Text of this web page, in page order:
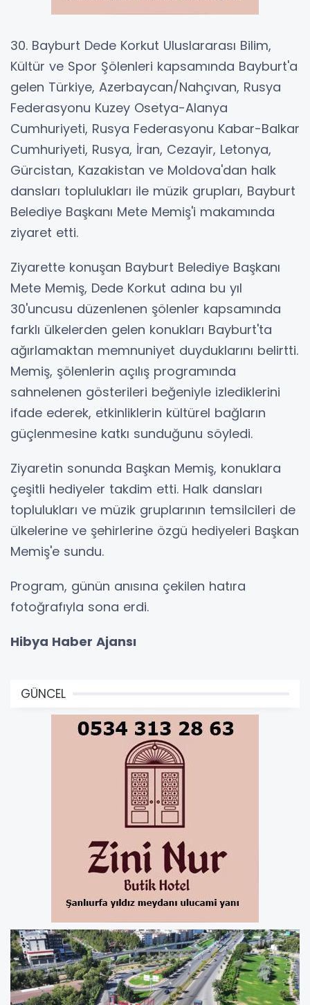
30. Bayburt Dede Korkut Uluslararası Bilim,
Kültür ve Spor Şölenleri kapsamında Bayburt'a
gelen Türkiye, Azerbaycan/Nahçıvan, Rusya
Federasyonu Kuzey Osetya-Alanya
Cumhuriyeti, Rusya Federasyonu Kabar-Balkar
Cumhuriyeti, Rusya, İran, Cezayir, Letonya,
Gürcistan, Kazakistan ve Moldova'dan halk
dansları toplulukları ile müzik grupları, Bayburt
Belediye Başkanı Mete Memiş'i makamında
ziyaret etti.
Ziyarette konuşan Bayburt Belediye Başkanı
Mete Memiş, Dede Korkut adına bu yıl
30'uncusu düzenlenen şölenler kapsamında
farklı ülkelerden gelen konukları Bayburt'ta
ağırlamaktan memnuniyet duyduklarını belirtti.
Memiş, şölenlerin açılış programında
sahnelenen gösterileri beğeniyle izlediklerini
ifade ederek, etkinliklerin kültürel bağların
güçlenmesine katkı sunduğunu söyledi.
Ziyaretin sonunda Başkan Memiş, konuklara
çeşitli hediyeler takdim etti. Halk dansları
toplulukları ve müzik gruplarının temsilcileri de
ülkelerine ve şehirlerine özgü hediyeleri Başkan
Memiş'e sundu.
Program, günün anısına çekilen hatıra
fotoğrafıyla sona erdi.
Hibya Haber Ajansı
GÜNCEL